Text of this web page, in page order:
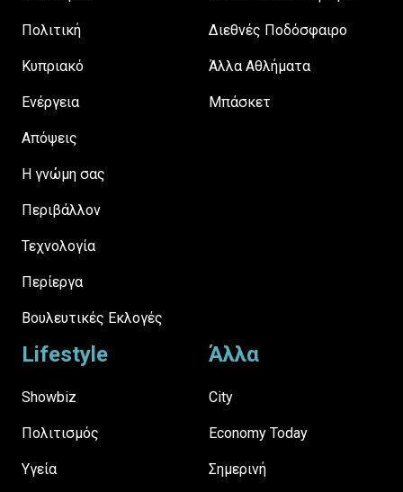
Πολιτική
Κυπριακό
Ενέργεια
Απόψεις
H γνώμη σας
Περιβάλλον
Τεχνολογία
Περίεργα
Βουλευτικές Εκλογές
Διεθνές Ποδόσφαιρο
Άλλα Αθλήματα
Μπάσκετ
Lifestyle
Showbiz
Πολιτισμός
Υγεία
Άλλα
City
Economy Today
Σημερινή